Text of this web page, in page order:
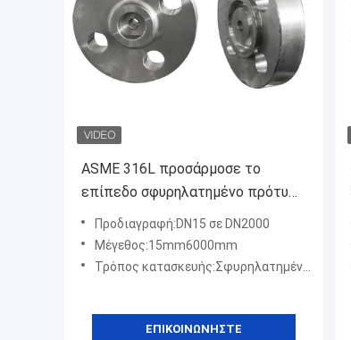
ASME 316L προσάρμοσε το
επίπεδο σφυρηλατημένο πρότυπα
ανοξείδωτο φλαντζών λαιμών
συγκόλλησης που περάστηκε
κλωστή
Προδιαγραφή:DN15 σε DN2000
Μέγεθος:15mm6000mm
Τρόπος κατασκευής:Σφυρηλατημένο κομμάτι
ΕΠΙΚΟΙΝΩΝΉΣΤΕ